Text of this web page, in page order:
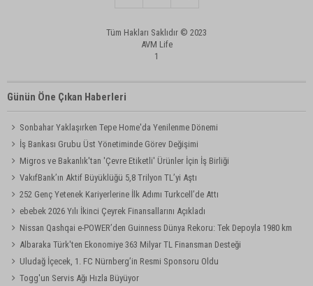
Tüm Hakları Saklıdır © 2023
AVM Life
1
Günün Öne Çıkan Haberleri
Sonbahar Yaklaşırken Tepe Home'da Yenilenme Dönemi
İş Bankası Grubu Üst Yönetiminde Görev Değişimi
Migros ve Bakanlık'tan 'Çevre Etiketli' Ürünler İçin İş Birliği
VakıfBank’ın Aktif Büyüklüğü 5,8 Trilyon TL’yi Aştı
252 Genç Yetenek Kariyerlerine İlk Adımı Turkcell’de Attı
ebebek 2026 Yılı İkinci Çeyrek Finansallarını Açıkladı
Nissan Qashqai e-POWER’den Guinness Dünya Rekoru: Tek Depoyla 1980 km
Albaraka Türk'ten Ekonomiye 363 Milyar TL Finansman Desteği
Uludağ İçecek, 1. FC Nürnberg’in Resmi Sponsoru Oldu
Togg'un Servis Ağı Hızla Büyüyor